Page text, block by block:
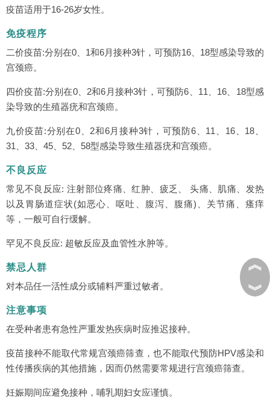
疫苗适用于16-26岁女性。
免疫程序
二价疫苗:分别在0、1和6月接种3针，可预防16、18型感染导致的
宫颈癌。
四价疫苗:分别在0、2和6月接种3针，可预防6、11、16、18型感
染导致的生殖器疣和宫颈癌。
九价疫苗:分别在0、2和6月接种3针，可预防6、11、16、18、
31、33、45、52、58型感染导致生殖器疣和宫颈癌。
不良反应
常见不良反应: 注射部位疼痛、红肿、疲乏、 头痛、肌痛、发热
以及胃肠道症状(如恶心、呕吐、腹泻、腹痛)、关节痛、瘙痒
等，一般可自行缓解。
罕见不良反应: 超敏反应及血管性水肿等。
禁忌人群
对本品任一活性成分或辅料严重过敏者。
注意事项
在受种者患有急性严重发热疾病时应推迟接种。
疫苗接种不能取代常规宫颈癌筛查，也不能取代预防HPV感染和
性传播疾病的其他措施，因而仍然需要常规进行宫颈癌筛查。
妊娠期间应避免接种，哺乳期妇女应谨慎。
︽
︾